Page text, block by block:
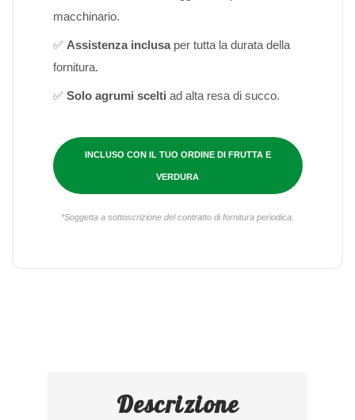
macchinario.
✅ Assistenza inclusaper tutta la durata della
fornitura.
✅ Solo agrumi scelti ad alta resa di succo.
INCLUSO CON IL TUO ORDINE DI FRUTTA E
VERDURA
*Soggetta a sottoscrizione del contratto di fornitura periodica.
Descrizione